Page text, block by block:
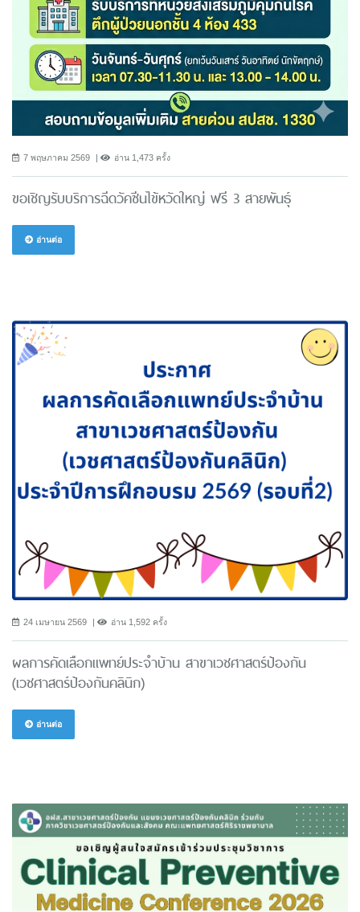
7 พฤษภาคม 2569 อ่าน 1,473 ครั้ง
ขอเชิญรับบริการฉีดวัคซีนไข้หวัดใหญ่ ฟรี 3 สายพันธ์ุ
อ่านต่อ
24 เมษายน 2569 อ่าน 1,592 ครั้ง
ผลการคัดเลือกแพทย์ประจำบ้าน สาขาเวชศาสตร์ป้องกัน
(เวชศาสตร์ป้องกันคลินิก)
อ่านต่อ